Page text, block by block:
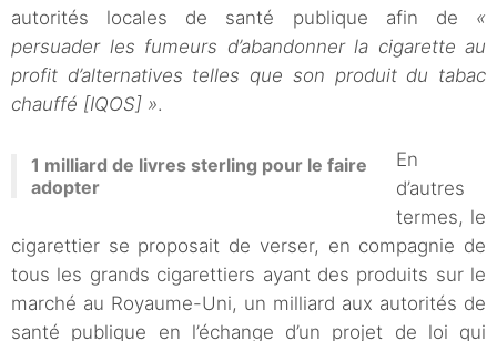
autorités locales de santé publique afin de «
persuader les fumeurs d’abandonner la cigarette au
profit d’alternatives telles que son produit du tabac
chauffé [IQOS] ».
1 milliard de livres sterling pour le faire
adopter
En
d’autres
termes, le
cigarettier se proposait de verser, en compagnie de
tous les grands cigarettiers ayant des produits sur le
marché au Royaume-Uni, un milliard aux autorités de
santé publique en l’échange d’un projet de loi qui